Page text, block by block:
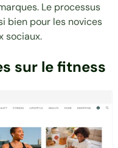
Le processus
bien pour les novices
sociaux.
sur le fitness